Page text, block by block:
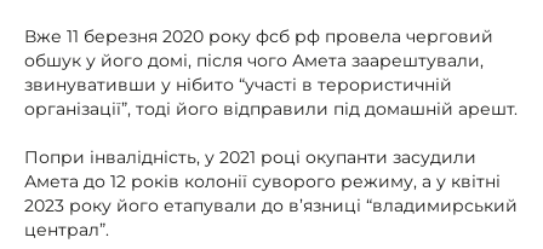
Вже 11 березня 2020 року фсб рф провела черговий
обшук у його домі, після чого Амета заарештували,
звинувативши у нібито “участі в терористичній
організації”, тоді його відправили під домашній арешт.
Попри інвалідність, у 2021 році окупанти засудили
Амета до 12 років колонії суворого режиму, а у квітні
2023 року його етапували до в’язниці “владимирський
централ”.